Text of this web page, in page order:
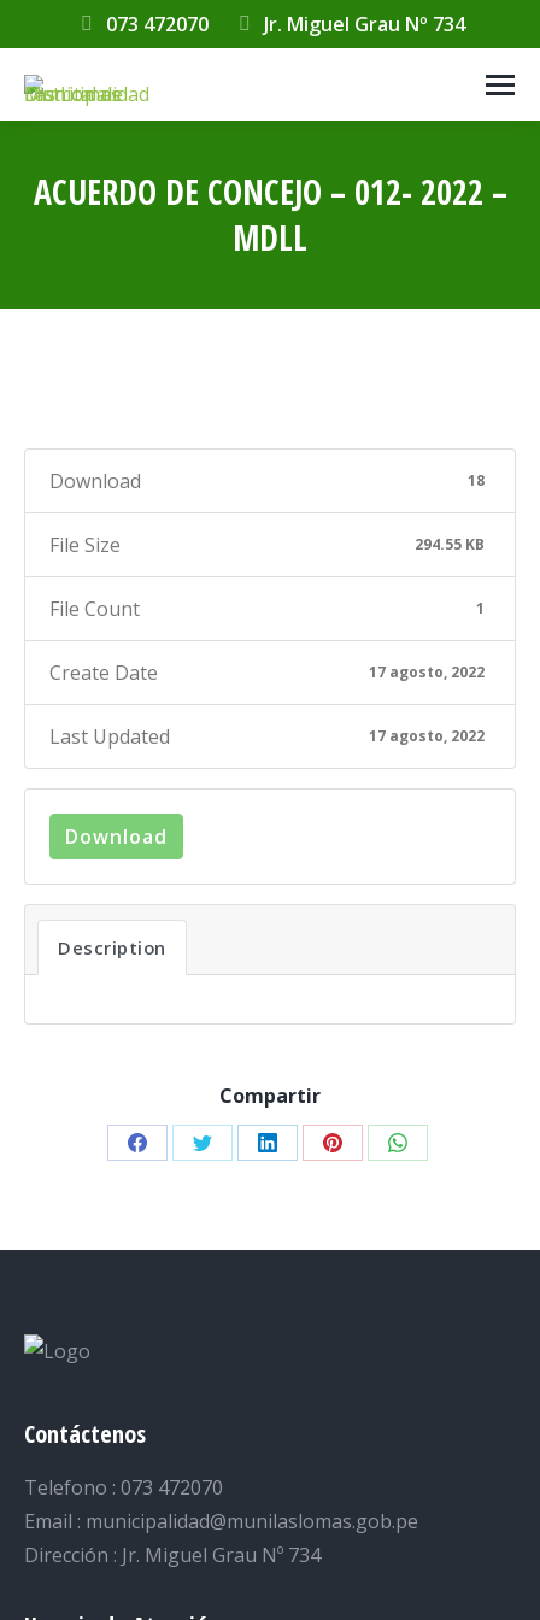
073 472070 Jr. Miguel Grau Nº 734
ACUERDO DE CONCEJO – 012- 2022 –
MDLL
Download 18
File Size 294.55 KB
File Count 1
Create Date 17 agosto, 2022
Last Updated 17 agosto, 2022
Download
Description
Compartir
Share Share Share Share Share
Contáctenos
Telefono : 073 472070
Email : municipalidad@munilaslomas.gob.pe
Dirección : Jr. Miguel Grau Nº 734